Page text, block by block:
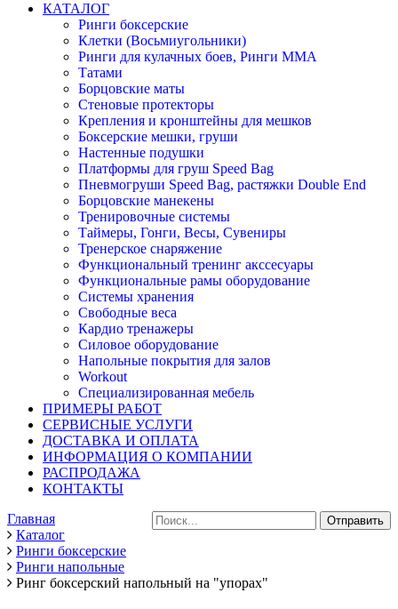
КАТАЛОГ
Ринги боксерские
Клетки (Восьмиугольники)
Ринги для кулачных боев, Ринги ММА
Татами
Борцовские маты
Стеновые протекторы
Крепления и кронштейны для мешков
Боксерские мешки, груши
Настенные подушки
Платформы для груш Speed Bag
Пневмогруши Speed Bag, растяжки Double End
Борцовские манекены
Тренировочные системы
Таймеры, Гонги, Весы, Сувениры
Тренерское снаряжение
Функциональный тренинг акссесуары
Функциональные рамы оборудование
Системы хранения
Свободные веса
Кардио тренажеры
Силовое оборудование
Напольные покрытия для залов
Workout
Специализированная мебель
ПРИМЕРЫ РАБОТ
СЕРВИСНЫЕ УСЛУГИ
ДОСТАВКА И ОПЛАТА
ИНФОРМАЦИЯ О КОМПАНИИ
РАСПРОДАЖА
КОНТАКТЫ
Главная
Каталог
Ринги боксерские
Ринги напольные
Ринг боксерский напольный на "упорах"